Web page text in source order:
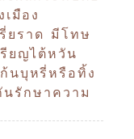
มือง
ยราด มีโทษ
ยญไต้หวัน
นบุหรี่หรือทิ้ง
รักษาความ